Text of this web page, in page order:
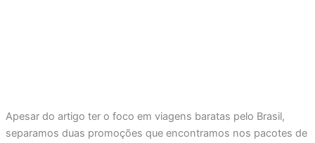
Apesar do artigo ter o foco em viagens baratas pelo Brasil,
separamos duas promoções que encontramos nos pacotes de